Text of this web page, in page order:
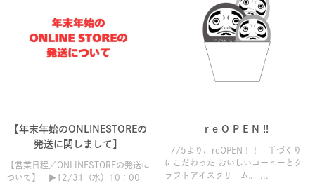
【年末年始のONLINESTOREの
発送に関しまして】
【営業日程／ONLINESTOREの発送に
ついて】 ▶12/31（水）10：00－
r e O P E N !!
7/5より、reOPEN！！ 手づくり
にこだわった おいしいコーヒーとク
ラフトアイスクリーム。 ...